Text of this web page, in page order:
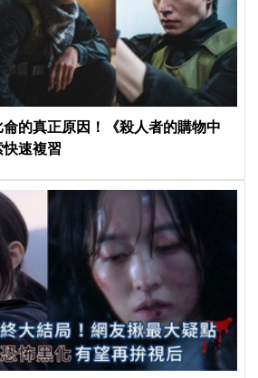
的真正原因！《殺人者的購物中
速複習